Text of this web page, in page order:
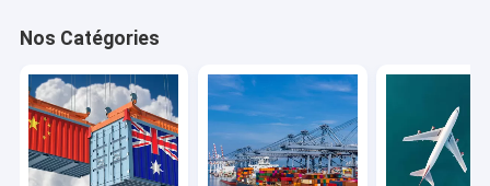
Nos Catégories